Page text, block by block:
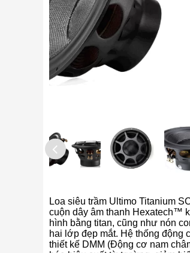
Loa siêu trầm Ultimo Titanium
cuộn dây âm thanh Hexatech™
hình bằng titan, cũng như nón
hai lớp đẹp mắt. Hệ thống động
thiết kế DMM (Động cơ nam